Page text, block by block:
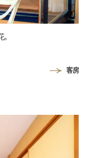
客房